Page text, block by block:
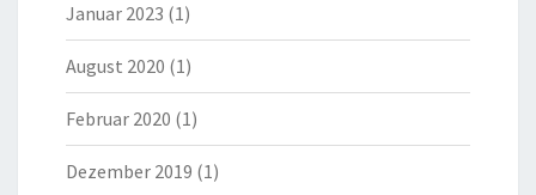
Januar 2023 (1)
August 2020 (1)
Februar 2020 (1)
Dezember 2019 (1)